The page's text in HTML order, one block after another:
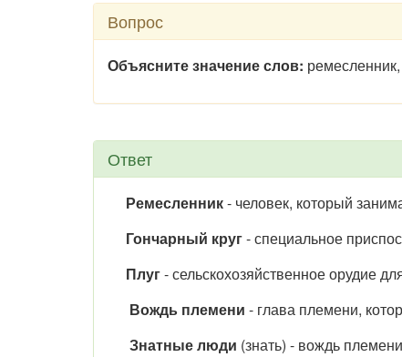
Вопрос
Объясните значение слов:
Ответ
Ремесленник- человек, который
Гончарный круг- специальное
Плуг- сельскохозяйственное орудие
Вождь племени - глава племени,
Знатные люди (знать) - вождь